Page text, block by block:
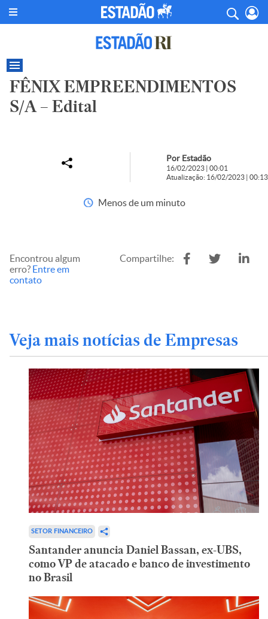
FÊNIX EMPREENDIMENTOS
S/A – Edital
Por Estadão
16/02/2023 | 00:01
Atualização: 16/02/2023 | 00:13
Menos de um minuto
Encontrou algum
erro? Entre em
contato
Compartilhe:
Veja mais notícias de Empresas
SETOR FINANCEIRO
Santander anuncia Daniel Bassan, ex-UBS,
como VP de atacado e banco de investimento
no Brasil